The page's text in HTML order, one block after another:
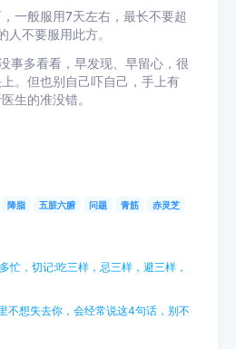
一般服用7天左右，最长不要超
人不要服用此方。
事多看看，早发现、早留心，很
。但也别自己吓自己，手上有
生的准没错。
降脂 五脏六腑 问题 青筋 赤灵芝
忙，切记:吃三样，忌三样，避三样，
不想失去你，会经常说这4句话，别不